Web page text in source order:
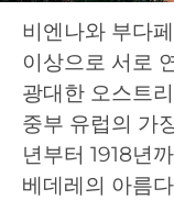
비엔나와 부다
이상으로 서로
광대한 오스트
중부 유럽의 가
년부터 1918년
베데레의 아름